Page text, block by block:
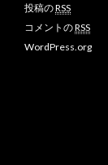
投稿のRSS
コメントのRSS
WordPress.org